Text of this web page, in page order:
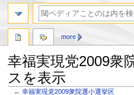
幸福実現党2009衆
スを表示
←幸福実現党2009衆院選小選挙区
more